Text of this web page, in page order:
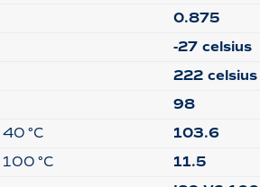
0.875
-27 celsius
222 celsius
98
°C
103.6
°C
11.5